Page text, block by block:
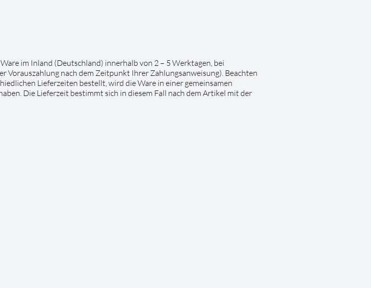
im Inland (Deutschland) innerhalb von 2 – 5 Werktagen, bei
nach dem Zeitpunkt Ihrer Zahlungsanweisung). Beachten
Lieferzeiten bestellt, wird die Ware in einer gemeinsamen
Die Lieferzeit bestimmt sich in diesem Fall nach dem Artikel mit der